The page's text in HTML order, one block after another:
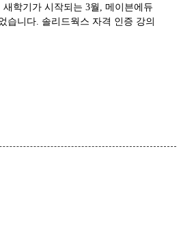
학기가 시작되는 3월, 메이븐에듀
습니다. 솔리드웍스 자격 인증 강의